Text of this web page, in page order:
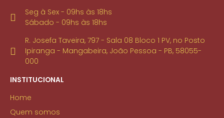
Seg à Sex - 09hs às 18hs
Sábado - 09hs às 18hs
R. Josefa Taveira, 797 - Sala 08 Bloco 1 PV, no Posto
Ipiranga - Mangabeira, João Pessoa - PB, 58055-
000
INSTITUCIONAL
Home
Quem somos